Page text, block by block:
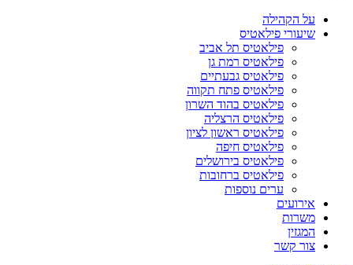
על הקהילה
שיעורי פילאטיס
פילאטיס תל אביב
פילאטיס רמת גן
פילאטיס גבעתיים
פילאטיס פתח תקווה
פילאטיס בהוד השרון
פילאטיס הרצליה
פילאטיס ראשון לציון
פילאטיס חיפה
פילאטיס בירושלים
פילאטיס ברחובות
ערים נוספות
אירועים
משרות
המגזין
צור קשר